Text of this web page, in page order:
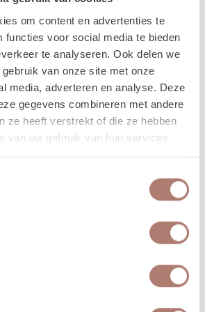
om content en advertenties te
functies voor social media te bieden
te analyseren. Ook delen we
van onze site met onze
media, adverteren en analyse. Deze
gegevens combineren met andere
ze heeft verstrekt of die ze hebben
van uw gebruik van hun services.
ook voor je bezorgen! Bij een
de €300 krijg je korting op de
Dat kan gebeuren. Helaas
kosten wel in rekening brengen.
vragen over het huren bij
zo netjes mogelijk bij je af te leveren.